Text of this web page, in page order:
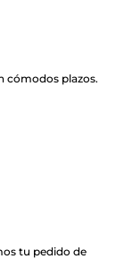
cómodos plazos.
tu pedido de